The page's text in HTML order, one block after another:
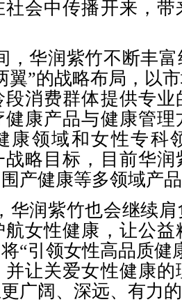
会中传播开来，带
，华润紫竹不断丰
翼”的战略布局，以
段消费群体提供专
康产品与健康管理
康领域和女性专科
战略目标，目前华
产健康等多领域产
华润紫竹也会继续
女性健康，让公益
“引领女性高品质健
让关爱女性健康的
广阔、深远、有力